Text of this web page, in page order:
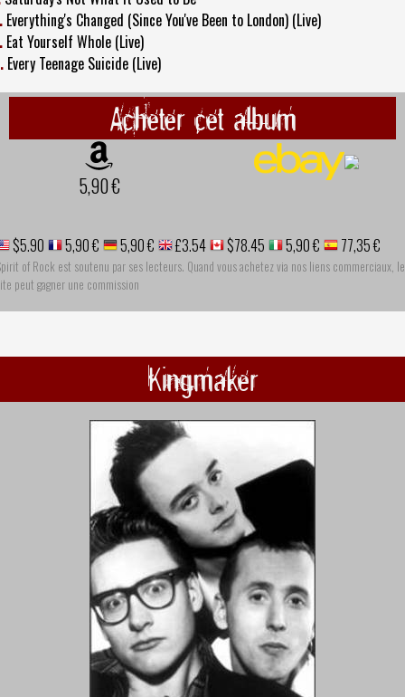
Everything's Changed (Since You've Been to London) (Live)
Eat Yourself Whole (Live)
Every Teenage Suicide (Live)
Acheter cet album
5,90 €
$5.90 5,90 € 5,90 € £3.54 $78.45 5,90 € 77,35 €
of Rock est soutenu par ses lecteurs. Quand vous achetez via nos liens commerciaux, le
peut gagner une commission
Kingmaker